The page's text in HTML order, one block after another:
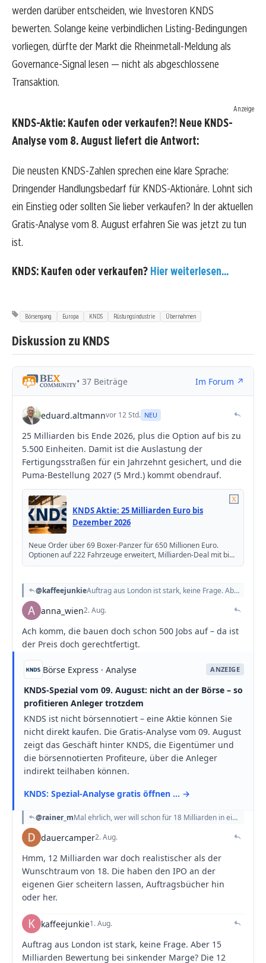
werden darüber entscheiden, wie Investoren KNDS
bewerten. Solange keine verbindlichen Listing-Bedingungen
vorliegen, dürfte der Markt die Rheinmetall-Meldung als
Governance-Signal lesen — nicht als abgeschlossene
Transaktion.
Anzeige
KNDS-Aktie: Kaufen oder verkaufen?! Neue KNDS-
Analyse vom 8. August liefert die Antwort:
Die neusten KNDS-Zahlen sprechen eine klare Sprache:
Dringender Handlungsbedarf für KNDS-Aktionäre. Lohnt sich
ein Einstieg oder sollten Sie lieber verkaufen? In der aktuellen
Gratis-Analyse vom 8. August erfahren Sie was jetzt zu tun
ist.
KNDS: Kaufen oder verkaufen? Hier weiterlesen...
Börsengang Europa KNDS Rüstungsindustrie Übernahmen
Diskussion zu KNDS